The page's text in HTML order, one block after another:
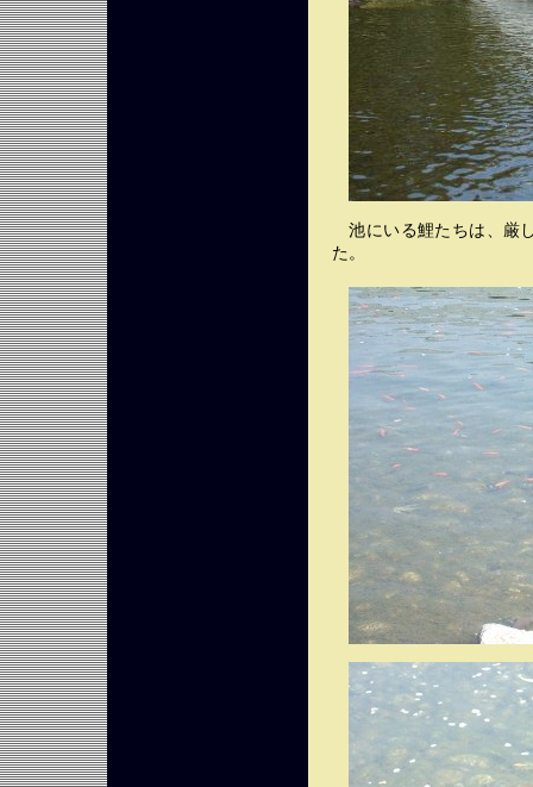
池にいる鯉たちは、厳
た。